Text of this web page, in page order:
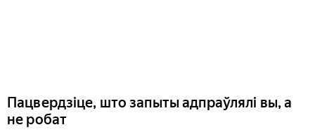
Пацвердзіце, што запыты адпраўлялі вы, а
не робат